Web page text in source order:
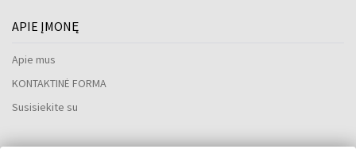
APIE ĮMONĘ
Apie mus
KONTAKTINĖ FORMA
Susisiekite su